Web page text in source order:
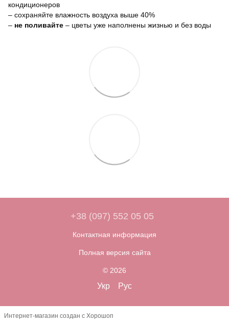
кондиционеров
– сохраняйте влажность воздуха выше 40%
– не поливайте – цветы уже наполнены жизнью и без воды
+38 (097) 552 05 05
Контактная информация
Полная версия сайта
© 2026
Укр Рус
Интернет-магазин создан с Хорошоп